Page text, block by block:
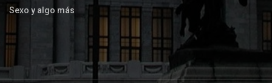
Sexo y algo más